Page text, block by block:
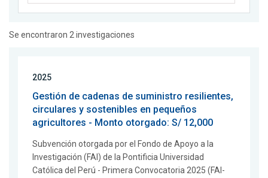
Se encontraron 2 investigaciones
2025
Gestión de cadenas de suministro resilientes,
circulares y sostenibles en pequeños
agricultores - Monto otorgado: S/ 12,000
Subvención otorgada por el Fondo de Apoyo a la
Investigación (FAI) de la Pontificia Universidad
Católica del Perú - Primera Convocatoria 2025 (FAI-